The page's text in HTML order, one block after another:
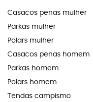
Casacos penas mulher
Parkas mulher
Polars mulher
Casacos penas homem
Parkas homem
Polars homem
Tendas campismo